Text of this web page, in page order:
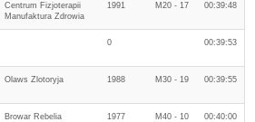
Centrum Fizjoterapii
Manufaktura Zdrowia
1991 M20 - 17 00:39:48
0 00:39:53
Olaws Zlotoryja 1988 M30 - 19 00:39:55
Browar Rebelia
1977 M40 - 10 00:40:00